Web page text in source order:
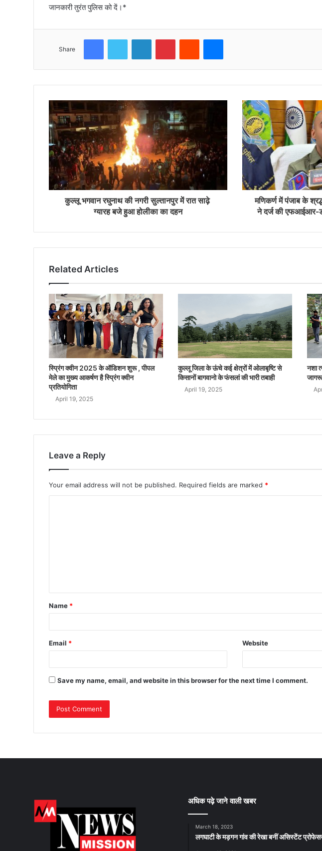
जानकारी तुरंत पुलिस को दें।*
Share
कुल्लू भगवान रघुनाथ की नगरी सुल्तानपुर में रात साढ़े
ग्यारह बजे हुआ होलीका का दहन
मणिकर्ण में पंजाब के
ने दर्ज की एफआईआर-
Related Articles
स्प्रिंग क्वीन 2025 के ऑडिशन शुरू , पीपल
मेले का मुख्य आकर्षण है स्प्रिंग क्वीन
प्रतियोगिता
April 19, 2025
कुल्लू जिला के ऊंचे कई क्षेत्रों में ओलाबृष्टि से
किसानों बागवानो के फंसलां की भारी तबाही
April 19, 2025
नशा
Leave a Reply
Your email address will not be published. Required fields are marked *
Name *
Email * Website
Save my name, email, and website in this browser for the next time I comment.
अधिक पढ़े जाने वाली खबर
March 18, 2023
लगघाटी के मड़गन गांव की रेखा बनीं असिस्टेंट